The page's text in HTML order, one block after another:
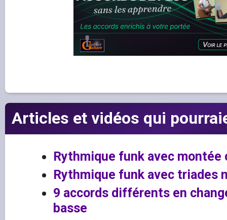
Articles et vidéos qui
Rythmique funk avec montée
Rythmique funk avec triades
9 accords différents en
basse